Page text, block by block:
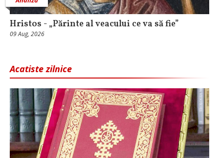
Hristos - „Părinte al veacului ce va să fie”
09 Aug, 2026
Acatiste zilnice